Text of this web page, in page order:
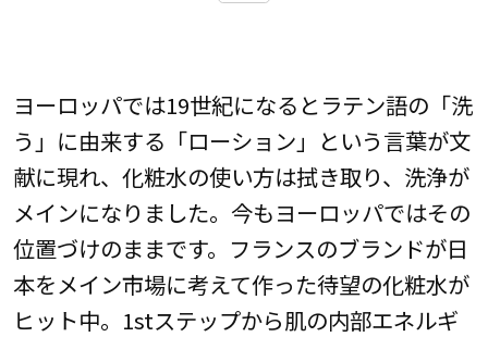
ヨーロッパでは19世紀になるとラテン語の「洗
う」に由来する「ローション」という言葉が文
献に現れ、化粧水の使い方は拭き取り、洗浄が
メインになりました。今もヨーロッパではその
位置づけのままです。フランスのブランドが日
本をメイン市場に考えて作った待望の化粧水が
ヒット中。1stステップから肌の内部エネルギ